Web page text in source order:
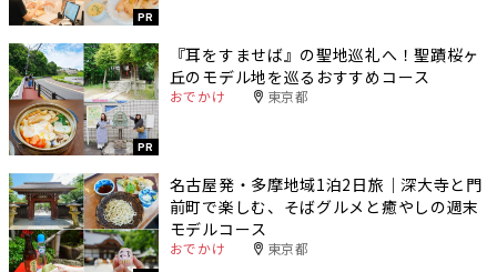
PR
PR
『耳をすませば』の聖地巡礼へ！聖蹟桜ヶ
丘のモデル地を巡るおすすめコース
おでかけ 東京都
名古屋発・多摩地域1泊2日旅｜深大寺と門
前町で楽しむ、そばグルメと癒やしの週末
モデルコース
おでかけ 東京都